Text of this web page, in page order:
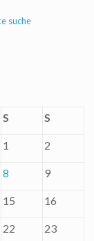
suche
S S
1 2
8 9
15 16
22 23